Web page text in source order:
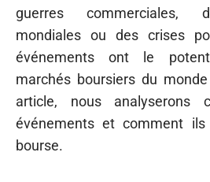
guerres commerciales,
mondiales ou des crises
événements ont le
marchés boursiers du
article, nous analyserons
événements et comment
bourse.